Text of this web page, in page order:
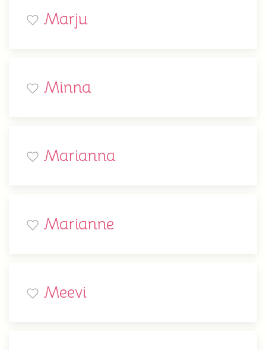
Marju
Minna
Marianna
Marianne
Meevi